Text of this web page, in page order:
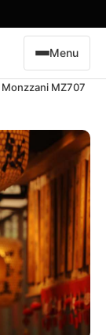
Menu
MZ707